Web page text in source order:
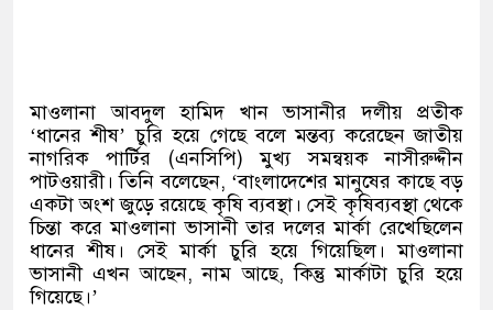
মাওলানা আবদুল হামিদ খান ভাসানীর দলীয় প্রতীক
‘ধানের শীষ’ চুরি হয়ে গেছে বলে মন্তব্য করেছেন জাতীয়
নাগরিক পার্টির (এনসিপি) মুখ্য সমন্বয়ক নাসীরুদ্দীন
পাটওয়ারী। তিনি বলেছেন, ‘বাংলাদেশের মানুষের কাছে বড়
একটা অংশ জুড়ে রয়েছে কৃষি ব্যবস্থা। সেই কৃষিব্যবস্থা থেকে
চিন্তা করে মাওলানা ভাসানী তার দলের মার্কা রেখেছিলেন
ধানের শীষ। সেই মার্কা চুরি হয়ে গিয়েছিল। মাওলানা
ভাসানী এখন আছেন, নাম আছে, কিন্তু মার্কাটা চুরি হয়ে
গিয়েছে।’